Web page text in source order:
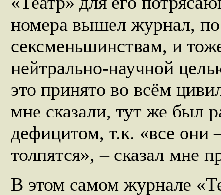
номера вышел журнал,
сексменьшинствам, и
нейтрально-научной
это принято во всём
мне сказали, тут же был
дефицитом, т.к. «все они
толпятся», – сказал мне
В этом самом журнале